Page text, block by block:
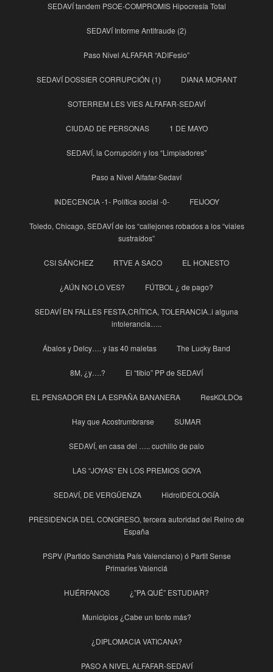
SEDAVÍ tandem PSOE-COMPROMIS Hipocresía Total
SEDAVÍ Informe Antifraude (2)
Paso Nivel ALFAFAR “ADIFesio”
SEDAVÍ DOSSIER CORRUPCIÓN (1) DIANA MORANT
SOTERREM LES VIES ALFAFAR-SEDAVÍ
CIUDAD DE PERSONAS 1 DE MAYO
SEDAVÍ, la Corrupción y los “Limpiadores”
Paso a Nivel Alfafar-Sedaví
INDECENCIA -1- Política social -0- FEIJOOY
Toledo, Chicago, SEDAVÍ de los “callejones robados a los “viales
sustraídos”
CSI SÁNCHEZ RTVE A SACO EL HONESTO
¿AÚN NO LO VES? FÚTBOL ¿ de pago?
SEDAVÍ EN FALLES FESTA,CRÍTICA, TOLERANCIA..i alguna
intolerancia…..
Ábalos y Delcy…. y las 40 maletas The Lucky Band
8M, ¿y….? El “tibio” PP de SEDAVÍ
EL PENSADOR EN LA ESPAÑA BANANERA ResKOLDOs
Hay que Acostrumbrarse SUMAR
SEDAVÍ, en casa del ….. cuchillo de palo
LAS “JOYAS” EN LOS PREMIOS GOYA
SEDAVÍ, DE VERGÜENZA HidroIDEOLOGÍA
PRESIDENCIA DEL CONGRESO, tercera autoridad del Reino de
España
PSPV (Partido Sanchista País Valenciano) ó Partit Sense
Primaries Valenciá
HUÉRFANOS ¿”PA QUÉ” ESTUDIAR?
Municipios ¿Cabe un tonto más?
¿DIPLOMACIA VATICANA?
PASO A NIVEL ALFAFAR-SEDAVÍ